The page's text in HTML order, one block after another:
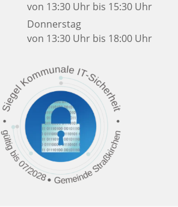
von 13:30 Uhr bis 15:30 Uhr
Donnerstag
von 13:30 Uhr bis 18:00 Uhr